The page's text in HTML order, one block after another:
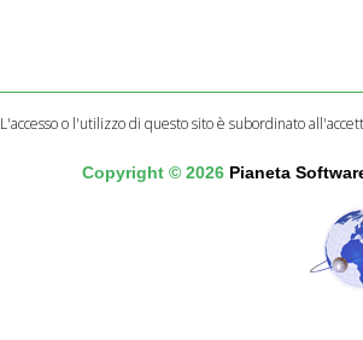
L'accesso o l'utilizzo di questo sito è subordinato
Copyright © 2026 Pianeta